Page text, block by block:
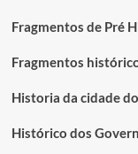
Fragmentos de Pré
Fragmentos
Historia da cidade
Histórico dos